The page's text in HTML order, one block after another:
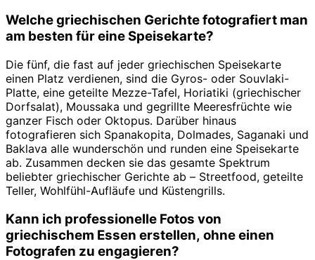
Welche griechischen Gerichte fotografiert man
am besten für eine Speisekarte?
Die fünf, die fast auf jeder griechischen Speisekarte
einen Platz verdienen, sind die Gyros- oder Souvlaki-
Platte, eine geteilte Mezze-Tafel, Horiatiki (griechischer
Dorfsalat), Moussaka und gegrillte Meeresfrüchte wie
ganzer Fisch oder Oktopus. Darüber hinaus
fotografieren sich Spanakopita, Dolmades, Saganaki und
Baklava alle wunderschön und runden eine Speisekarte
ab. Zusammen decken sie das gesamte Spektrum
beliebter griechischer Gerichte ab – Streetfood, geteilte
Teller, Wohlfühl-Aufläufe und Küstengrills.
Kann ich professionelle Fotos von
griechischem Essen erstellen, ohne einen
Fotografen zu engagieren?